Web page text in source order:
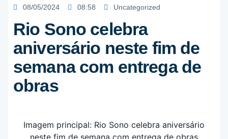
08/05/2024 08:58 Uncategorized
Rio Sono celebra
aniversário neste fim de
semana com entrega de
obras